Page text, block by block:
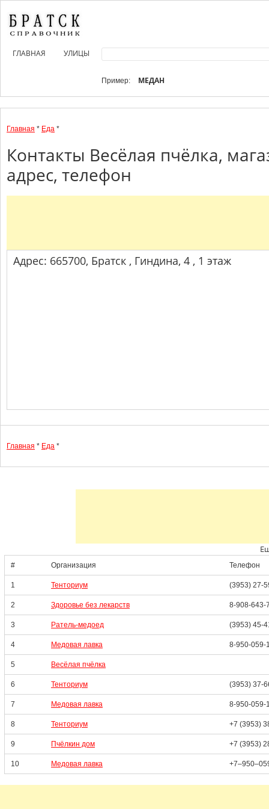
ГЛАВНАЯ УЛИЦЫ
Пример: МЕДАН
Главная * Еда *
Контакты Весёлая пчёлка,
адрес, телефон
Адрес: 665700, Братск , Гиндина, 4 , 1 этаж
Главная * Еда *
# Организация Телефон
1 Тенториум (3953) 27-
2 Здоровье без лекарств 8-908-643-
3 Ратель-медоед (3953) 45-
4 Медовая лавка 8-950-059-
5 Весёлая пчёлка
6 Тенториум (3953) 37-
7 Медовая лавка 8-950-059-
8 Тенториум +7 (3953)
9 Пчёлкин дом +7 (3953)
10 Медовая лавка